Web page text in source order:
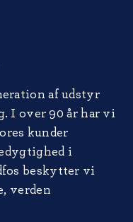
af udstyr
I over 90 år har vi
kunder
i
beskytter vi
verden